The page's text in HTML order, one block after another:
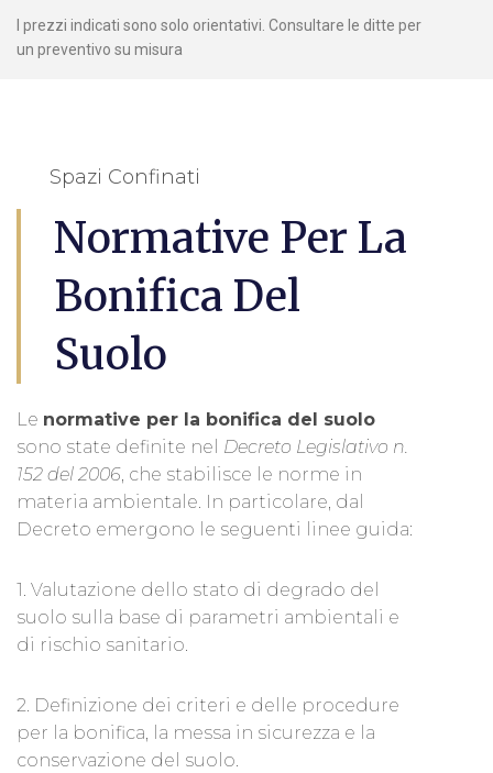
I prezzi indicati sono solo orientativi. Consultare le ditte per
un preventivo su misura
Spazi Confinati
Normative Per La
Bonifica Del
Suolo
Le normative per la bonifica del suolo
sono state definite nel Decreto Legislativo n.
152 del 2006, che stabilisce le norme in
materia ambientale. In particolare, dal
Decreto emergono le seguenti linee guida:
1. Valutazione dello stato di degrado del
suolo sulla base di parametri ambientali e
di rischio sanitario.
2. Definizione dei criteri e delle procedure
per la bonifica, la messa in sicurezza e la
conservazione del suolo.